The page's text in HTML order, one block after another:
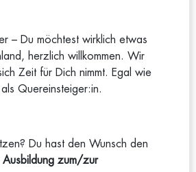
– Du möchtest wirklich etwas
herzlich willkommen. Wir
Zeit für Dich nimmt. Egal wie
Quereinsteiger:in.
Du hast den Wunsch den
Ausbildung zum/zur